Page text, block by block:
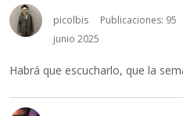
picolbis
Publicaciones: 95
junio 2025
Habrá que escucharlo, que la